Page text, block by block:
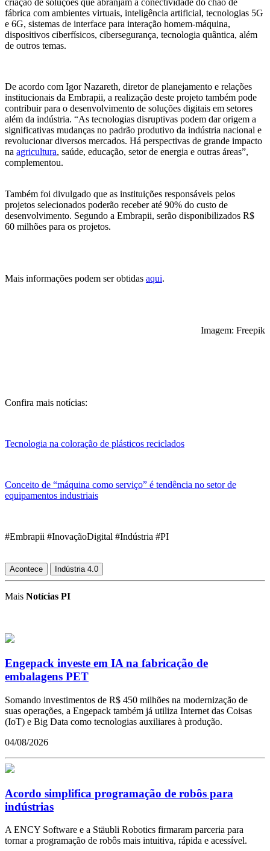
criação de soluções que abranjam a conectividade do chão de
fábrica com ambientes virtuais, inteligência artificial, tecnologias 5G
e 6G, sistemas de interface para interação homem-máquina,
dispositivos ciberfísicos, cibersegurança, tecnologia quântica, além
de outros temas.
De acordo com Igor Nazareth, diretor de planejamento e relações
institucionais da Embrapii, a realização deste projeto também pode
contribuir para o desenvolvimento de soluções digitais em setores
além da indústria. “As tecnologias disruptivas podem dar origem a
significativas mudanças no padrão produtivo da indústria nacional e
revolucionar diversos mercados. Há perspectivas de grande impacto
na agricultura, saúde, educação, setor de energia e outras áreas”,
complementou.
Também foi divulgado que as instituições responsáveis pelos
projetos selecionados poderão receber até 90% do custo de
desenvolvimento. Segundo a Embrapii, serão disponibilizados R$
60 milhões para os projetos.
Mais informações podem ser obtidas aqui.
Imagem: Freepik
Confira mais notícias:
Tecnologia na coloração de plásticos reciclados
Conceito de “máquina como serviço” é tendência no setor de
equipamentos industriais
#Embrapii #InovaçãoDigital #Indústria #PI
Acontece Indústria 4.0
Mais Notícias PI
Engepack investe em IA na fabricação de
embalagens PET
Somando investimentos de R$ 450 milhões na modernização de
suas operações, a Engepack também já utiliza Internet das Coisas
(IoT) e Big Data como tecnologias auxiliares à produção.
04/08/2026
Acordo simplifica programação de robôs para
indústrias
A ENCY Software e a Stäubli Robotics firmaram parceria para
tornar a programação de robôs mais intuitiva, rápida e acessível.